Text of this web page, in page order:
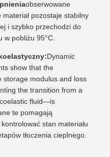
obserwowane
pozostaje stabilny
i szybko przechodzi do
w pobliżu 95°C.
Dynamic
show that the
storage modulus and loss
the transition from a
fluid—is
te pomagają
stan materiału
tłoczenia cieplnego.